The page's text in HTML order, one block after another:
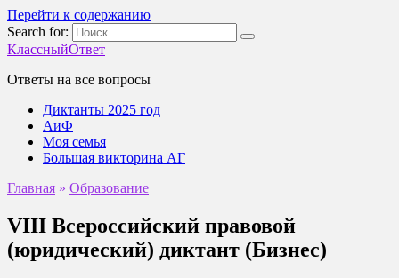
Перейти к содержанию
Search for:
КлассныйОтвет
Ответы на все вопросы
Диктанты 2025 год
АиФ
Моя семья
Большая викторина АГ
Главная » Образование
VIII Всероссийский правовой
(юридический) диктант (Бизнес)